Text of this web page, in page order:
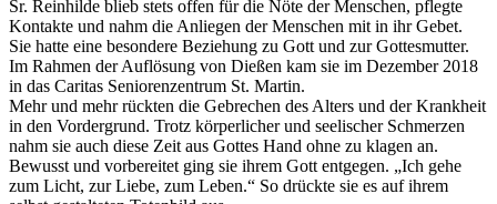
Sr. Reinhilde blieb stets offen für die Nöte der Menschen, pflegte
Kontakte und nahm die Anliegen der Menschen mit in ihr Gebet.
Sie hatte eine besondere Beziehung zu Gott und zur Gottesmutter.
Im Rahmen der Auflösung von Dießen kam sie im Dezember 2018
in das Caritas Seniorenzentrum St. Martin.
Mehr und mehr rückten die Gebrechen des Alters und der Krankheit
in den Vordergrund. Trotz körperlicher und seelischer Schmerzen
nahm sie auch diese Zeit aus Gottes Hand ohne zu klagen an.
Bewusst und vorbereitet ging sie ihrem Gott entgegen. „Ich gehe
zum Licht, zur Liebe, zum Leben.“ So drückte sie es auf ihrem